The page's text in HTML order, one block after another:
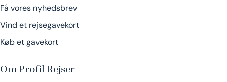
Få vores nyhedsbrev
Vind et rejsegavekort
Køb et gavekort
Om Profil Rejser